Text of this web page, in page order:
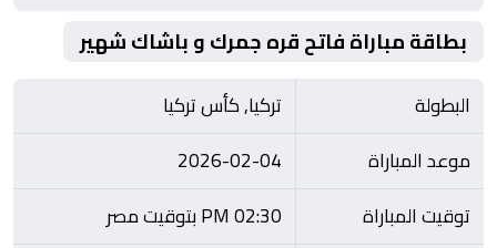
بطاقة مباراة فاتح قره جمرك و باشاك شهير
البطولة
تركيا, كأس تركيا
موعد المباراة
2026-02-04
توقيت المباراة
02:30 PM بتوقيت مصر